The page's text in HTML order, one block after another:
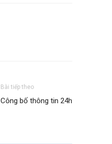
Bài tiếp theo
Công bố thông tin 24h